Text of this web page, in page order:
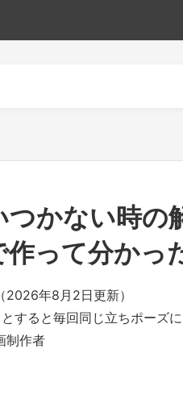
つかない時の
作って分かっ
年8月2日更新）
すると毎回同じ立ちポーズ
制作者